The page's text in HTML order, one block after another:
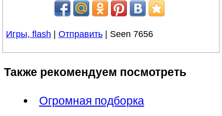
Игры, flash Отправить | Seen 7656
Также рекомендуем посмотреть
Огромная подборка